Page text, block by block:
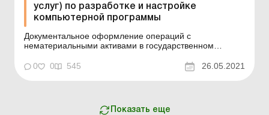
услуг) по разработке и настройке
компьютерной программы
Документальное оформление операций с
нематериальными активами в государственном
ЗАТВЕРДЖУЮ: Директор ПП Федірко Н. Р. (підпис)
Федірко Н. Р. ЗАТВЕРДЖУЮ: Ректор Одеського націо...
0 0 545 26.05.2021
Показать еще